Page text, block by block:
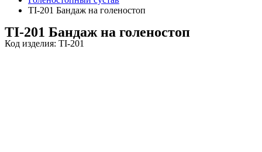
TI-201 Бандаж на голеностоп
TI-201 Бандаж на голеностоп
Код изделия: TI-201